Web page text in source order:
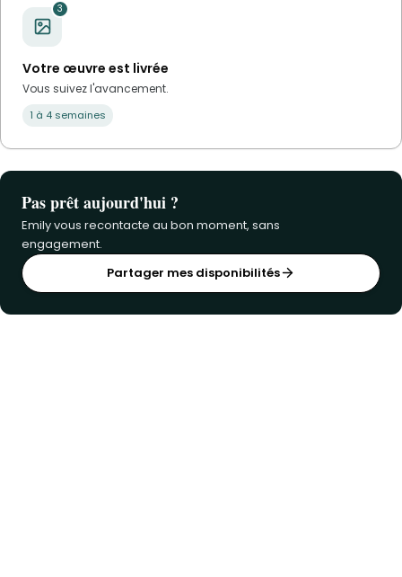
3
Votre œuvre est livrée
Vous suivez l'avancement.
1 à 4 semaines
Pas prêt aujourd'hui ?
Emily vous recontacte au bon moment, sans
engagement.
Partager mes disponibilités